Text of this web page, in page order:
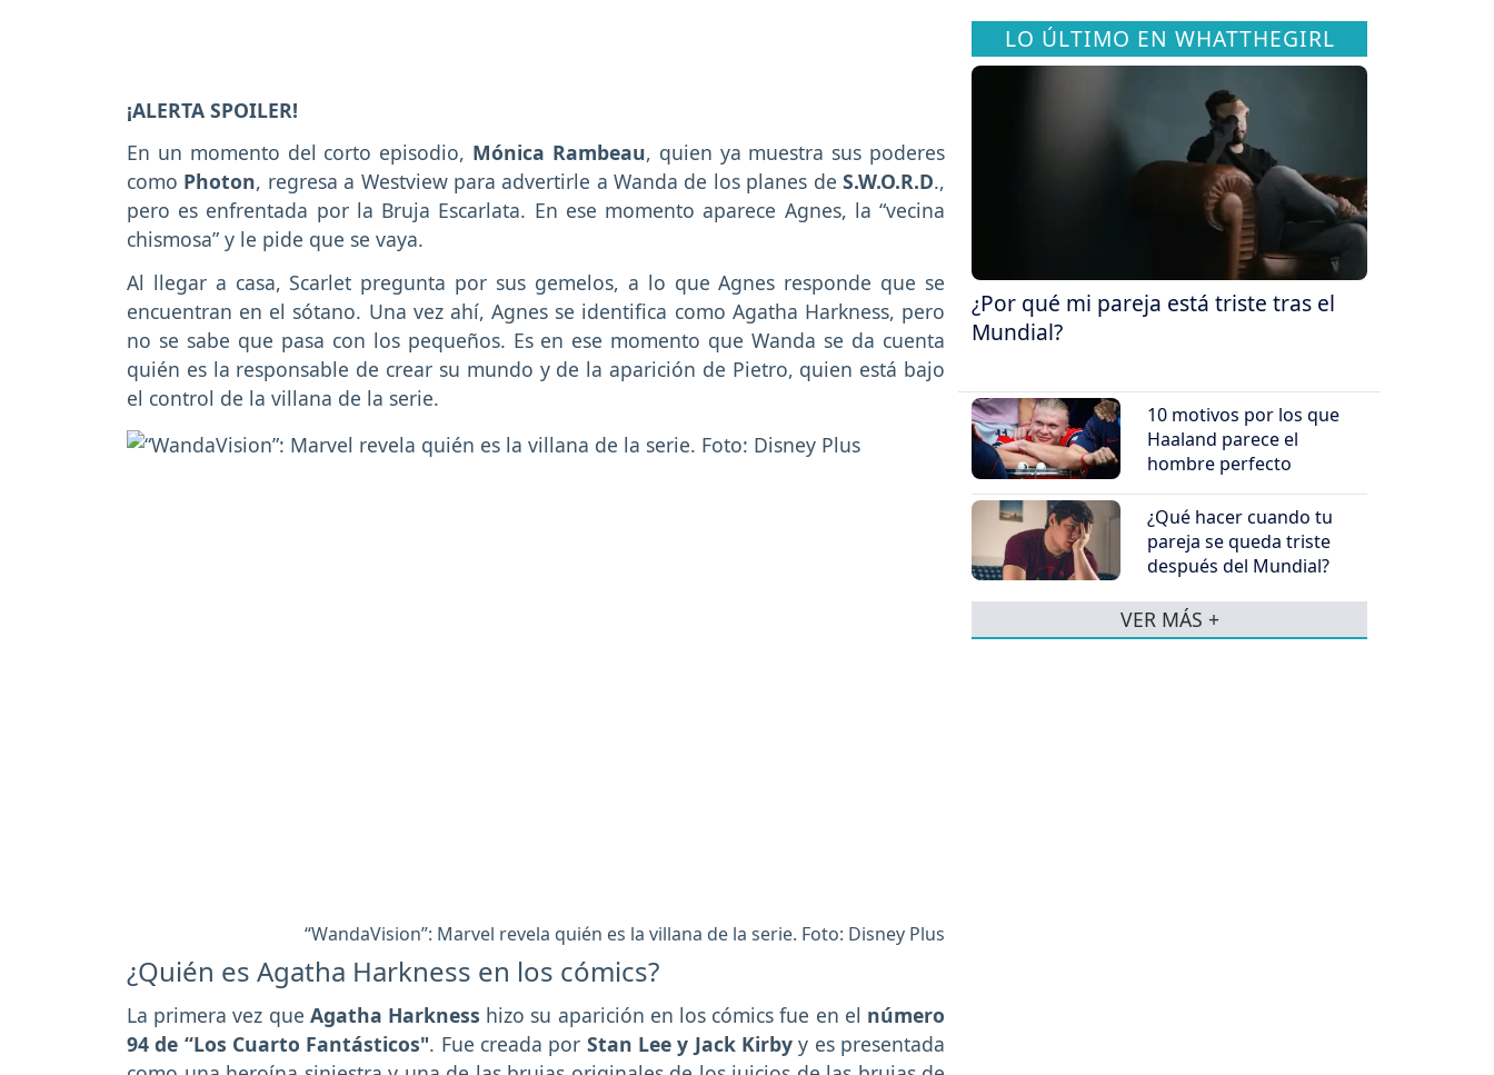
¡ALERTA SPOILER!
En un momento del corto episodio, Mónica Rambeau, quien ya muestra sus poderes
como Photon, regresa a Westview para advertirle a Wanda de los planes deS.W.O.R.D.,
pero es enfrentada por la Bruja Escarlata. En ese momento aparece Agnes, la “vecina
chismosa” y le pide que se vaya.
Al llegar a casa, Scarlet pregunta por sus gemelos, a lo que Agnes responde que se
encuentran en el sótano. Una vez ahí, Agnes se identifica como Agatha Harkness, pero
no se sabe que pasa con los pequeños. Es en ese momento que Wanda se da cuenta
quién es la responsable de crear su mundo y de la aparición de Pietro, quien está bajo
el control de la villana de la serie.
“WandaVision”: Marvel revela quién es la villana de la serie. Foto: Disney Plus
¿Quién es Agatha Harkness en los cómics?
La primera vez que Agatha Harkness hizo su aparición en los cómics fue en el número
94 de “Los Cuarto Fantásticos". Fue creada por Stan Lee y Jack Kirby y es presentada
LO ÚLTIMO EN WHATTHEGIRL
¿Por qué mi pareja está triste tras el
Mundial?
10 motivos por los que
Haaland parece el
hombre perfecto
¿Qué hacer cuando tu
pareja se queda triste
después del Mundial?
VER MÁS +